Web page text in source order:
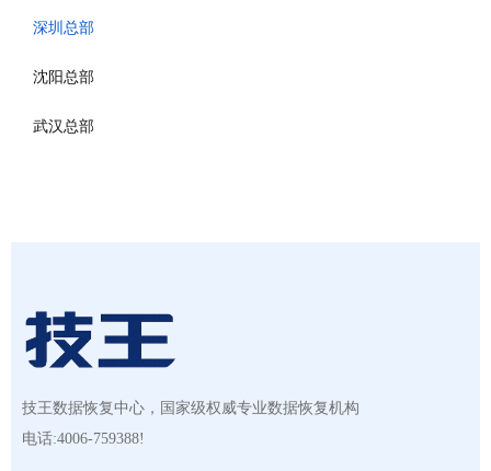
深圳总部
沈阳总部
武汉总部
技王数据恢复中心，国家级权威专业数据恢复机构
电话:4006-759388!